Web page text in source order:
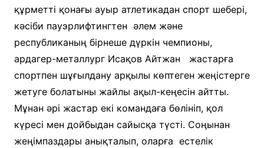
құрметті қонағы ауыр атлетикадан спорт шебері,
кәсіби пауэрлифтингтен әлем және
республиканың бірнеше дүркін чемпионы,
ардагер-металлург Исақов Айтжан жастарға
спортпен шұғылдану арқылы көптеген жеңістерге
жетуге болатыны жайлы ақыл-кеңесін айтты.
Мұнан әрі жастар екі командаға бөлініп, қол
күресі мен дойбыдан сайысқа түсті. Соңынан
жеңімпаздары анықталып, оларға естелік